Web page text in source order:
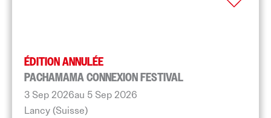
ÉDITION ANNULÉE
PACHAMAMA CONNEXION FESTIVAL
3 Sep 2026au 5 Sep 2026
Lancy (Suisse)